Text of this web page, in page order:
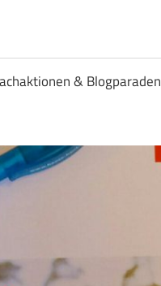
& Blogparaden